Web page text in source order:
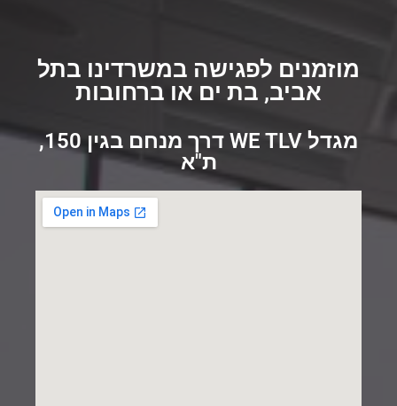
מוזמנים לפגישה במשרדינו בתל
אביב, בת ים או ברחובות
מגדל WE TLV דרך מנחם בגין 150,
ת"א